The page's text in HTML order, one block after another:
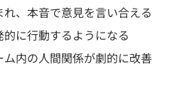
れ、本音で意見を言い合える
に行動するようになる
内の人間関係が劇的に改善